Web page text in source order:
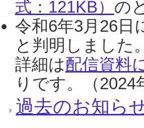
式：121KB） の
令和6年3月26日
と判明しました
詳細は配信資料
りです。（2024
過去のお知ら